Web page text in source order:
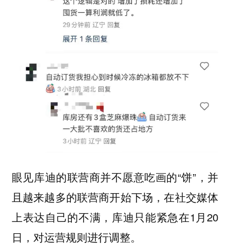
眼见库迪的联营商并不愿意吃画的“饼”，并
且越来越多的联营商开始下场，在社交媒体
上表达自己的不满，库迪只能紧急在1月20
日，对运营规则进行调整。